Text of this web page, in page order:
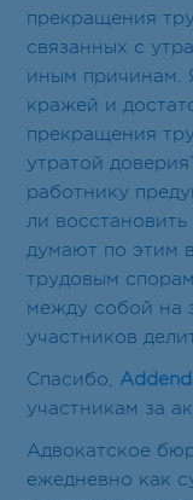
прекращения
связанных с
иным причинам.
кражей и
прекращения
утратой
работнику
ли
думают по этим
трудовым
между собой на
участников
Спасибо,
участникам за
Адвокатское
ежедневно как